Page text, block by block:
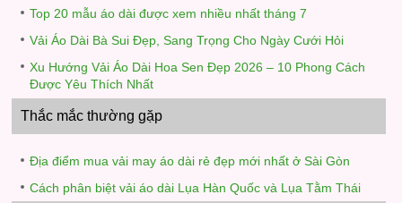
Top 20 mẫu áo dài được xem nhiều nhất tháng 7
Vải Áo Dài Bà Sui Đẹp, Sang Trọng Cho Ngày Cưới Hỏi
Xu Hướng Vải Áo Dài Hoa Sen Đẹp 2026 – 10 Phong Cách
Được Yêu Thích Nhất
Thắc mắc thường gặp
Địa điểm mua vải may áo dài rẻ đẹp mới nhất ở Sài Gòn
Cách phân biệt vải áo dài Lụa Hàn Quốc và Lụa Tằm Thái